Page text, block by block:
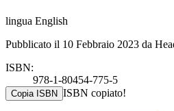
lingua English
Pubblicato il 10 Febbraio 2023 da
ISBN:
978-1-80454-775-5
Copia ISBN ISBN copiato!